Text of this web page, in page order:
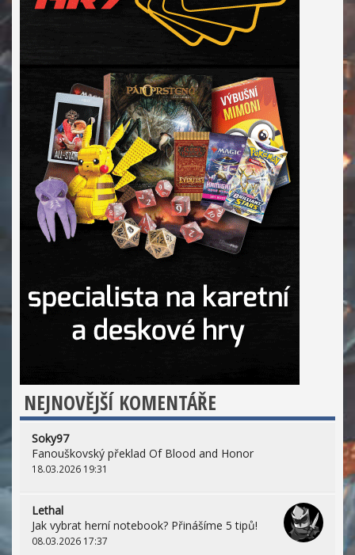
NEJNOVĚJŠÍ KOMENTÁŘE
Soky97
Fanouškovský překlad Of Blood and Honor
18.03.2026 19:31
Lethal
Jak vybrat herní notebook? Přinášíme 5 tipů!
08.03.2026 17:37